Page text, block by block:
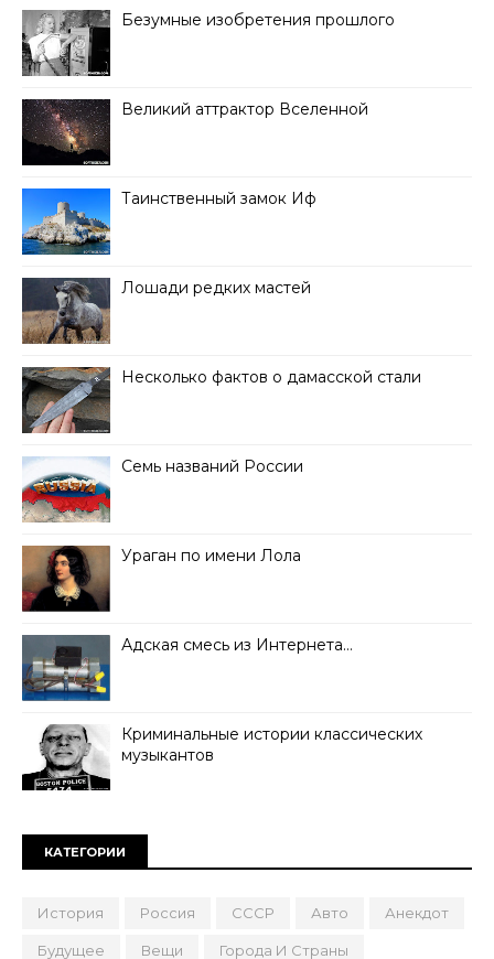
Безумные изобретения прошлого
Великий аттрактор Вселенной
Таинственный замок Иф
Лошади редких мастей
Несколько фактов о дамасской стали
Семь названий России
Ураган по имени Лола
Адская смесь из Интернета…
Криминальные истории классических
музыкантов
КАТЕГОРИИ
История Россия СССР Авто Анекдот
Будущее Вещи Города И Страны